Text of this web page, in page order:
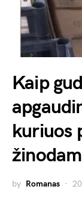
Kaip
kuriuos
by Romanas